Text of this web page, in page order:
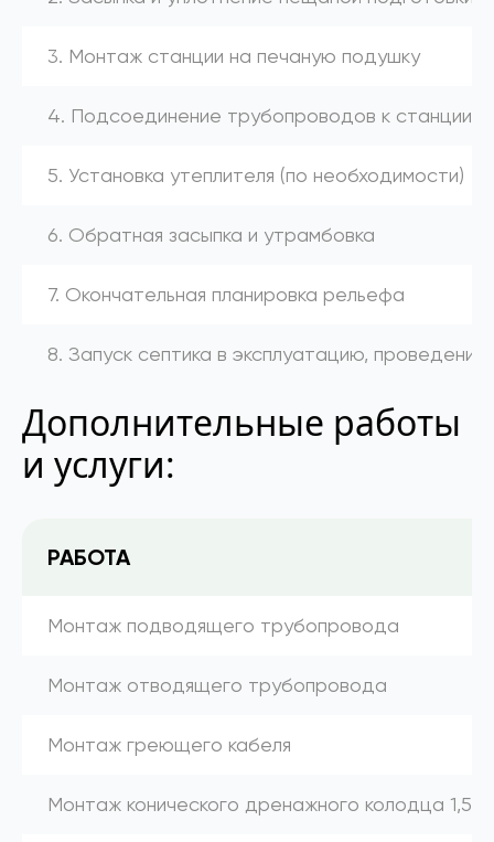
3. Монтаж станции на печаную подушку
4. Подсоединение трубопроводов к станции
5. Установка утеплителя (по необходимости)
6. Обратная засыпка и утрамбовка
7. Окончательная планировка рельефа
8. Запуск септика в эксплуатацию,
Дополнительные работы
и услуги:
РАБОТА
Монтаж подводящего трубопровода
Монтаж отводящего трубопровода
Монтаж греющего кабеля
Монтаж конического дренажного колодца 1,5 м